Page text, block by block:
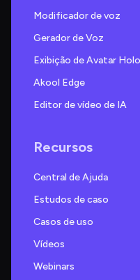
Modificador de voz
Gerador de Voz
Exibição de Avatar
Akool Edge
Editor de vídeo de IA
Recursos
Central de Ajuda
Estudos de caso
Casos de uso
Vídeos
Webinars